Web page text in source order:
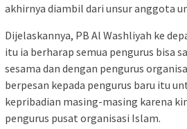
akhirnya diambil dari unsur anggota
Dijelaskannya, PB Al Washliyah ke
itu ia berharap semua pengurus bisa
sesama dan dengan pengurus
berpesan kepada pengurus baru itu
kepribadian masing-masing karena
pengurus pusat organisasi Islam.